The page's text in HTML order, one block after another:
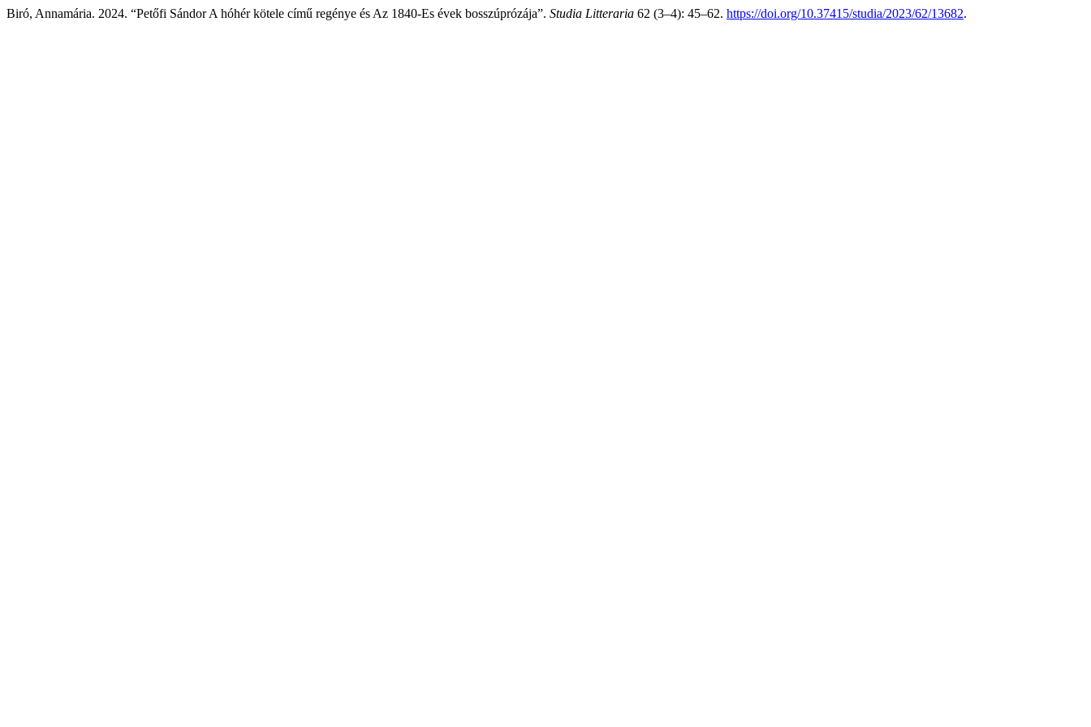
Biró, Annamária. 2024. “Petőfi Sándor A hóhér kötele című regénye és Az 1840-Es évek bosszúprózája”. Studia Litteraria 62 (3–4): 45–62. https://doi.org/10.37415/studia/2023/62/13682.